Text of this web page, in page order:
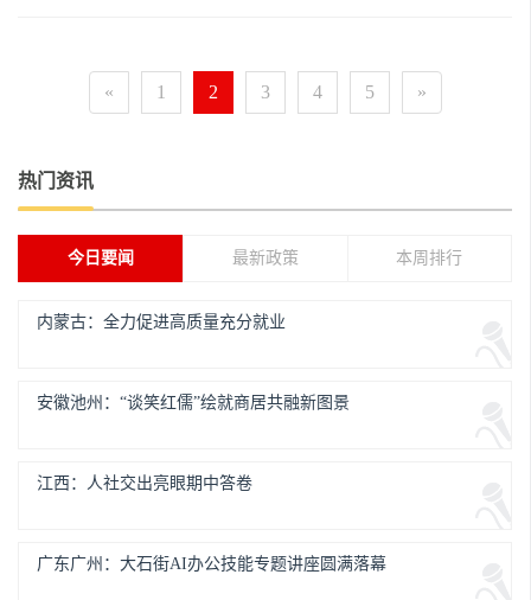
« 1 2 3 4 5 »
热门资讯
今日要闻 最新政策 本周排行
内蒙古：全力促进高质量充分就业
安徽池州：“谈笑红儒”绘就商居共融新图景
江西：人社交出亮眼期中答卷
广东广州：大石街AI办公技能专题讲座圆满落幕